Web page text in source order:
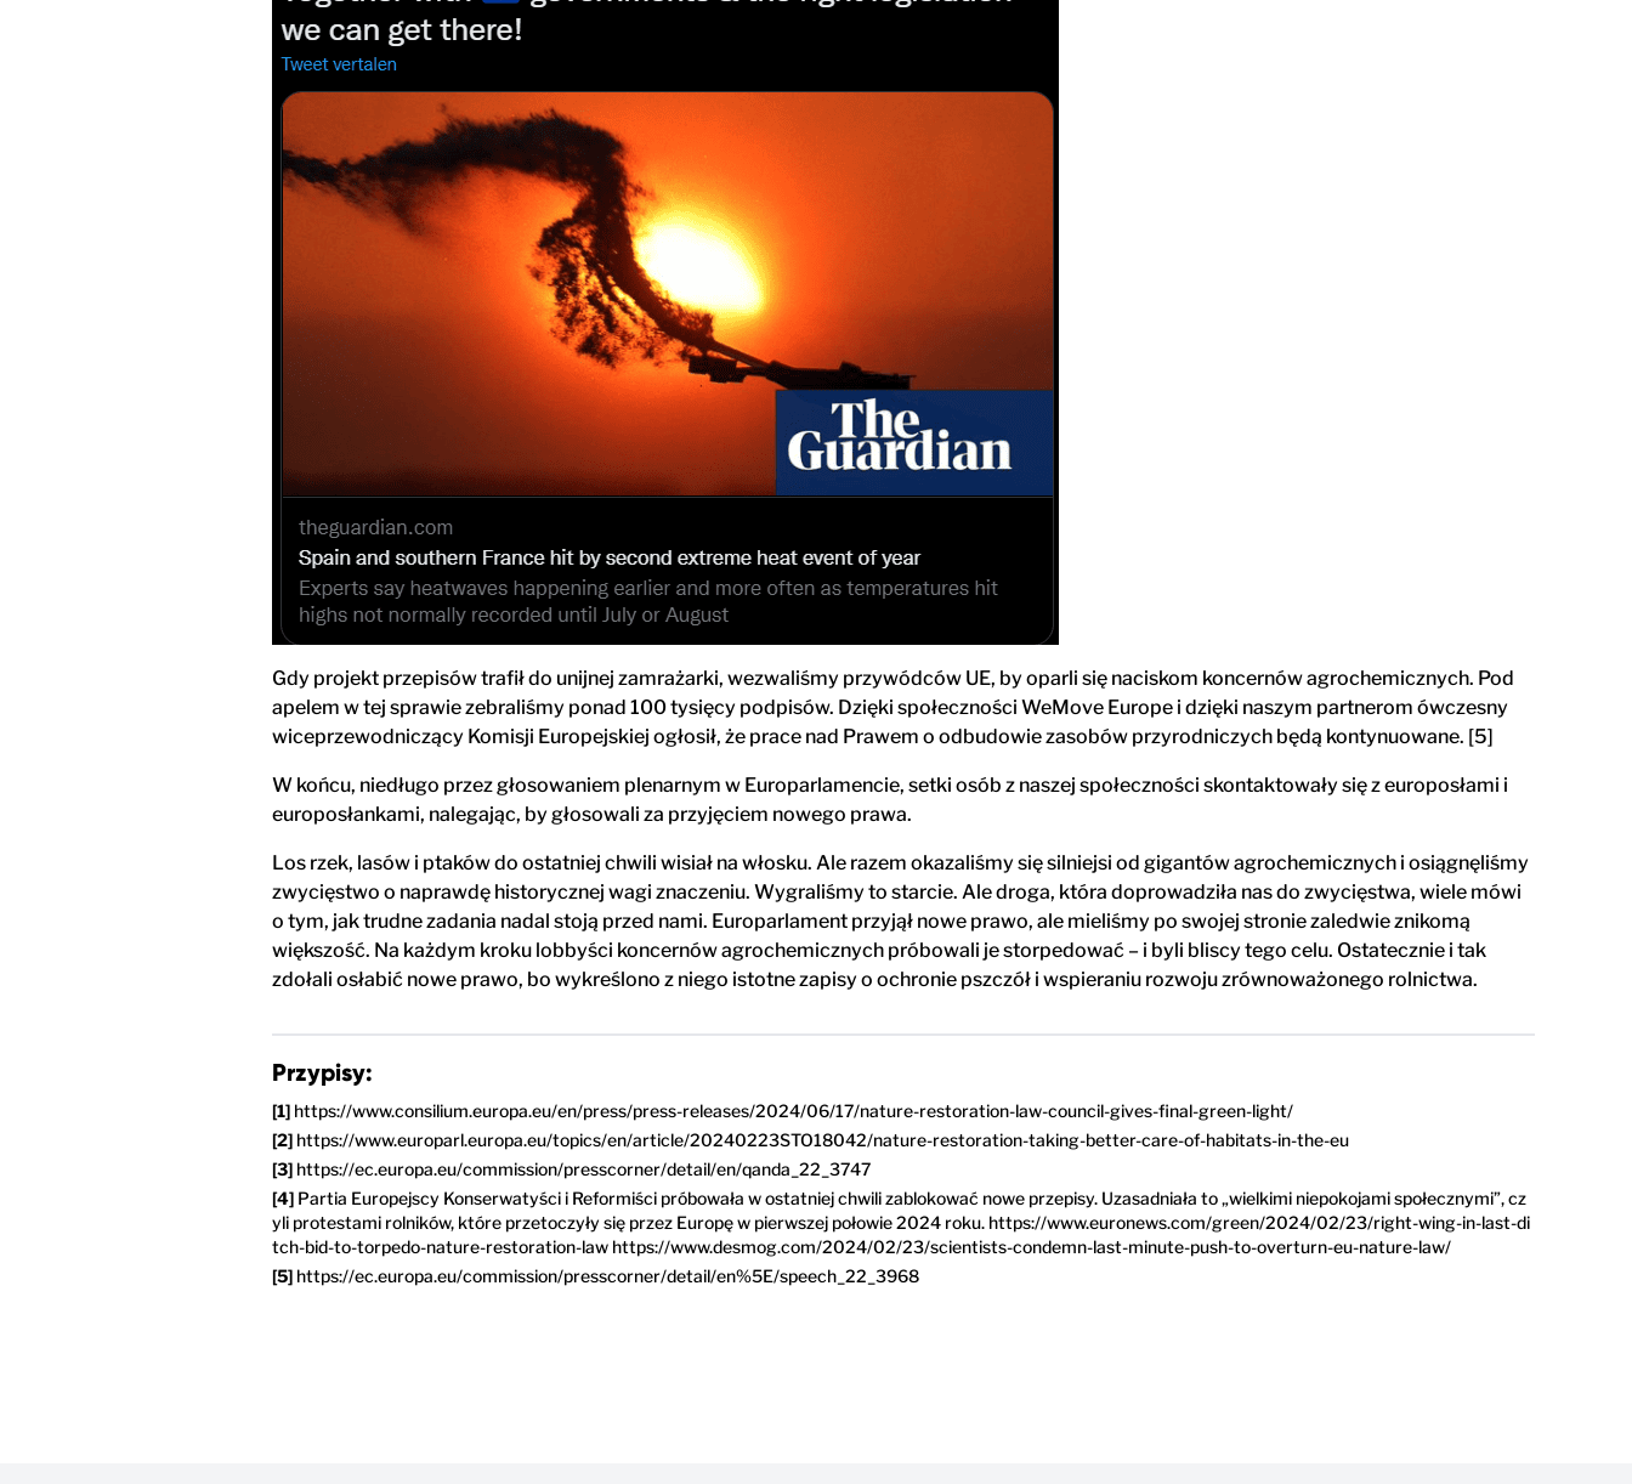
Gdy projekt przepisów trafił do unijnej zamrażarki, wezwaliśmy przywódców UE, by oparli się naciskom koncernów agrochemicznych. Pod
apelem w tej sprawie zebraliśmy ponad 100 tysięcy podpisów. Dzięki społeczności WeMove Europe i dzięki naszym partnerom ówczesny
wiceprzewodniczący Komisji Europejskiej ogłosił, że prace nad Prawem o odbudowie zasobów przyrodniczych będą kontynuowane. [5]
W końcu, niedługo przez głosowaniem plenarnym w Europarlamencie, setki osób z naszej społeczności skontaktowały się z europosłami i
europosłankami, nalegając, by głosowali za przyjęciem nowego prawa.
Los rzek, lasów i ptaków do ostatniej chwili wisiał na włosku. Ale razem okazaliśmy się silniejsi od gigantów agrochemicznych i osiągnęliśmy
zwycięstwo o naprawdę historycznej wagi znaczeniu. Wygraliśmy to starcie. Ale droga, która doprowadziła nas do zwycięstwa, wiele mówi
o tym, jak trudne zadania nadal stoją przed nami. Europarlament przyjął nowe prawo, ale mieliśmy po swojej stronie zaledwie znikomą
większość. Na każdym kroku lobbyści koncernów agrochemicznych próbowali je storpedować – i byli bliscy tego celu. Ostatecznie i tak
zdołali osłabić nowe prawo, bo wykreślono z niego istotne zapisy o ochronie pszczół i wspieraniu rozwoju zrównoważonego rolnictwa.
Przypisy:
https://www.consilium.europa.eu/en/press/press-releases/2024/06/17/nature-restoration-law-council-gives-final-green-light/
https://www.europarl.europa.eu/topics/en/article/20240223STO18042/nature-restoration-taking-better-care-of-habitats-in-the-eu
https://ec.europa.eu/commission/presscorner/detail/en/qanda_22_3747
Partia Europejscy Konserwatyści i Reformiści próbowała w ostatniej chwili zablokować nowe przepisy. Uzasadniała to „wielkimi niepokojami społecznymi”, cz
yli protestami rolników, które przetoczyły się przez Europę w pierwszej połowie 2024 roku. https://www.euronews.com/green/2024/02/23/right-wing-in-last-di
tch-bid-to-torpedo-nature-restoration-law https://www.desmog.com/2024/02/23/scientists-condemn-last-minute-push-to-overturn-eu-nature-law/
https://ec.europa.eu/commission/presscorner/detail/en%5E/speech_22_3968